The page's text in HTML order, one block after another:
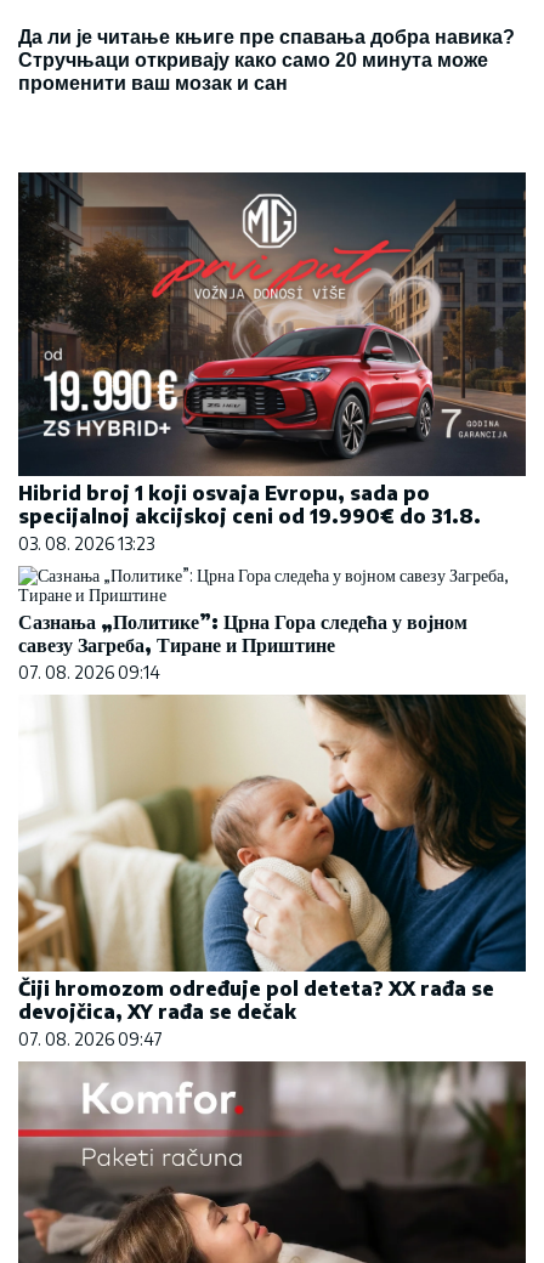
Да ли је читање књиге пре спавања добра навика?
Стручњаци откривају како само 20 минута може
променити ваш мозак и сан
Hibrid broj 1 koji osvaja Evropu, sada po
specijalnoj akcijskoj ceni od 19.990€ do 31.8.
03. 08. 2026 13:23
Сазнања „Политике”: Црна Гора следећа у војном
савезу Загреба, Тиране и Приштине
07. 08. 2026 09:14
Čiji hromozom određuje pol deteta? XX rađa se
devojčica, XY rađa se dečak
07. 08. 2026 09:47